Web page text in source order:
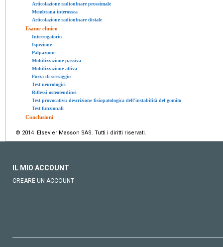
Articolazione radioulnare prossimale
Membrana interossea
Articolazione radioulnare distale
Esame clinico
Interrogatorio
Ispezione
Palpazione
Mobilizzazione passiva
Mobilizzazione attiva
Forza di serraggio
Test neurologici
Riflessi osteotendinei
Test provocativi: descrizione fisiopatologica dell'instabilità del gomito
Test funzionali
Conclusioni
© 2014 Elsevier Masson SAS. Tutti i diritti riservati.
IL MIO ACCOUNT
CREARE UN ACCOUNT